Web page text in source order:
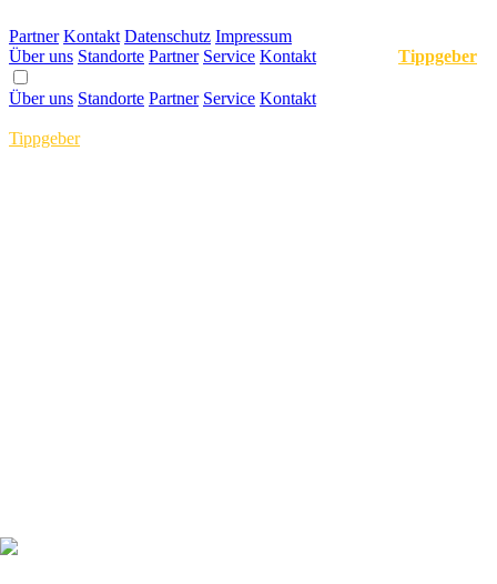
Partner Kontakt Datenschutz Impressum
Über uns Standorte Partner Service Kontakt Tippgeber
Über uns Standorte Partner Service Kontakt
Tippgeber